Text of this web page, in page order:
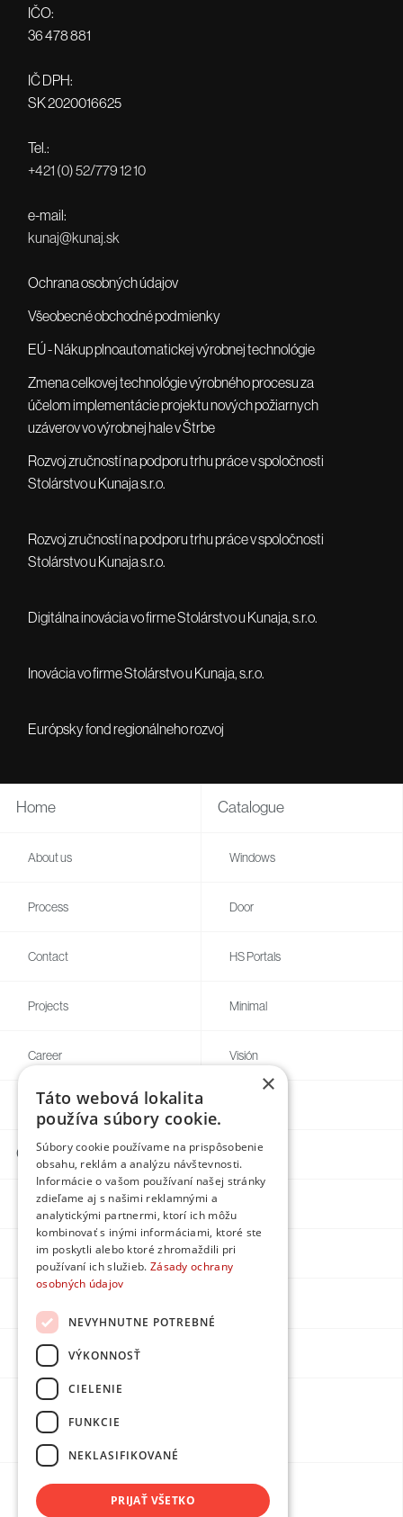
IČO:
36 478 881
IČ DPH:
SK 2020016625
Tel.:
+421 (0) 52/779 12 10
e-mail:
kunaj@kunaj.sk
Ochrana osobných údajov
Všeobecné obchodné podmienky
EÚ - Nákup plnoautomatickej výrobnej technológie
Zmena celkovej technológie výrobného procesu za
účelom implementácie projektu nových požiarnych
uzáverov vo výrobnej hale v Štrbe
Rozvoj zručností na podporu trhu práce v spoločnosti
Stolárstvo u Kunaja s.r.o.
Rozvoj zručností na podporu trhu práce v spoločnosti
Stolárstvo u Kunaja s.r.o.
Digitálna inovácia vo firme Stolárstvo u Kunaja, s.r.o.
Inovácia vo firme Stolárstvo u Kunaja, s.r.o.
Európsky fond regionálneho rozvoj
Home
About us
Process
Contact
Projects
Career
Blogg
Catalogue
Windows
Door
HS Portals
Minimal
Visión
Contacts
Facebook
Instagram
Youtube
DPMarketing
Protection of personal data
×
Táto webová lokalita
používa súbory cookie.
Súbory cookie používame na prispôsobenie
obsahu, reklám a analýzu návštevnosti.
Informácie o vašom používaní našej stránky
zdieľame aj s našimi reklamnými a
analytickými partnermi, ktorí ich môžu
kombinovať s inými informáciami, ktoré ste
im poskytli alebo ktoré zhromaždili pri
používaní ich služieb. Zásady ochrany
osobných údajov
NEVYHNUTNE POTREBNÉ
VÝKONNOSŤ
CIELENIE
FUNKCIE
NEKLASIFIKOVANÉ
PRIJAŤ VŠETKO